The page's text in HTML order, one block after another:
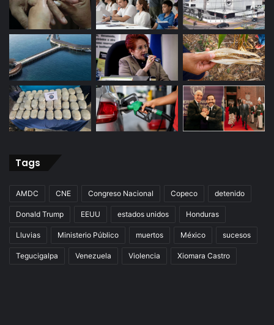
Tags
AMDC CNE Congreso Nacional Copeco detenido
Donald Trump EEUU estados unidos Honduras
Lluvias Ministerio Público muertos México sucesos
Tegucigalpa Venezuela Violencia Xiomara Castro